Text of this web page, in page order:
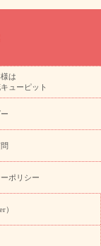
フラワーギフト特集
の花
蘭・花鉢
フト・プレゼント
ト
お盆 花（新
供え 花とセットギ
まわり ギフト・プ
い 花のギフト特集
すめランキング
敬
老の日 花とセットギ
フト一覧
キャン
ボキャンペーン
日の花を探す
集
は
ューピット
ポリシー
）